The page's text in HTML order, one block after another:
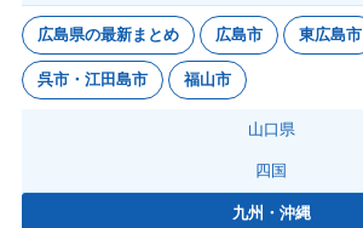
広島県の最新まとめ 広島市 東広島市
呉市・江田島市 福山市
山口県
四国
九州・沖縄